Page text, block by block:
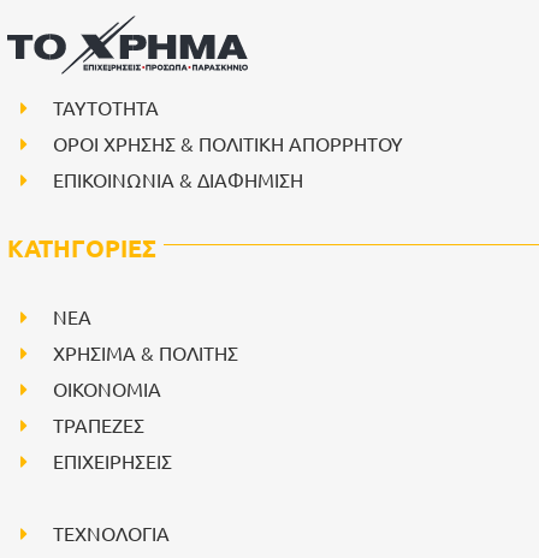
ΤΑΥΤΟΤΗΤΑ
ΟΡΟΙ ΧΡΗΣΗΣ & ΠΟΛΙΤΙΚΗ ΑΠΟΡΡΗΤΟΥ
ΕΠΙΚΟΙΝΩΝΙΑ & ΔΙΑΦΗΜΙΣΗ
ΚΑΤΗΓΟΡΙΕΣ
NEA
ΧΡΗΣΙΜΑ & ΠΟΛΙΤΗΣ
ΟΙΚΟΝΟΜΙΑ
ΤΡΑΠΕΖΕΣ
ΕΠΙΧΕΙΡΗΣΕΙΣ
ΤΕΧΝΟΛΟΓΙΑ